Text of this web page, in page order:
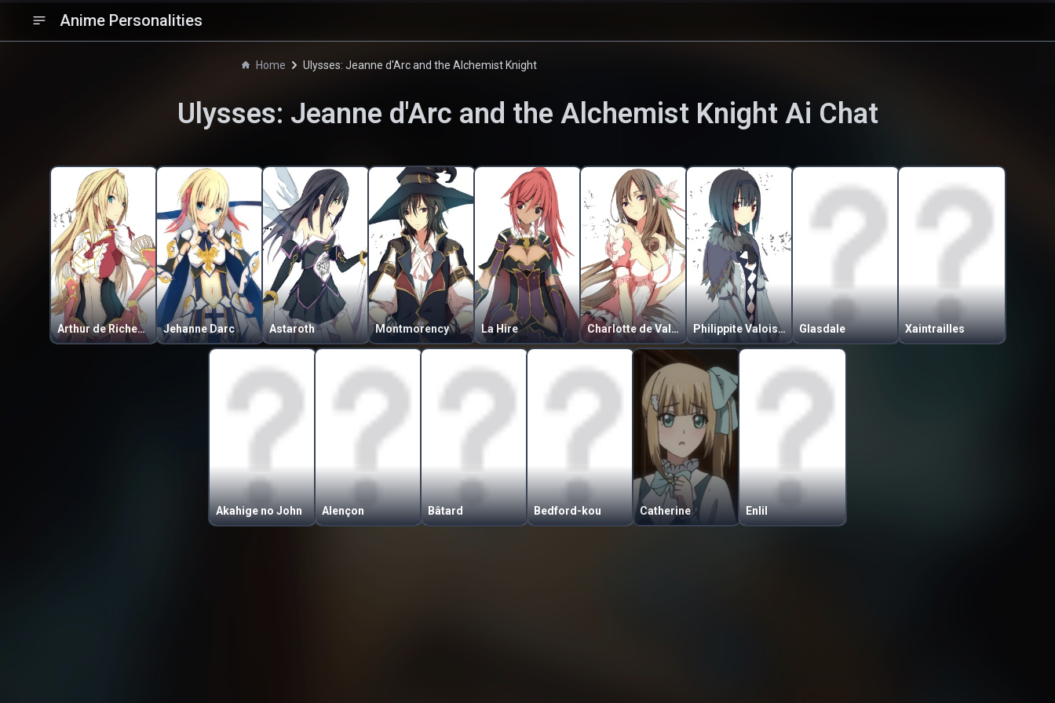
Anime Personalities
Home Ulysses: Jeanne d'Arc and the Alchemist Knight
Ulysses: Jeanne d'Arc and the Alchemist KnightAi Chat
Arthur de Richemont Jehanne Darc Astaroth Montmorency La Hire Charlotte de Valois Philippite Valois Bourgogne Glasdale Xaintrailles
Akahige no John Alençon Bâtard Bedford-kou Catherine Enlil